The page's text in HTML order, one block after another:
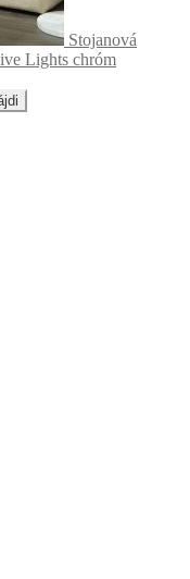
Stojanová